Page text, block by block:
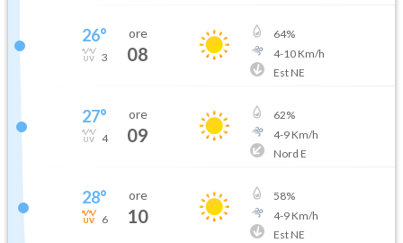
26°
3
ore
08
64%
4-10Km/h
Est NE
27°
4
ore
09
62%
4-9Km/h
Nord E
28°
6
ore
10
58%
4-9Km/h
Est NE